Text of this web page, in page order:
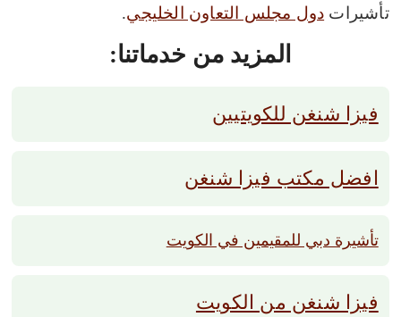
تأشيرات دول مجلس التعاون الخليجي.
المزيد من خدماتنا:
فيزا شنغن للكويتيين
افضل مكتب فيزا شنغن
تأشيرة دبي للمقيمين في الكويت
فيزا شنغن من الكويت